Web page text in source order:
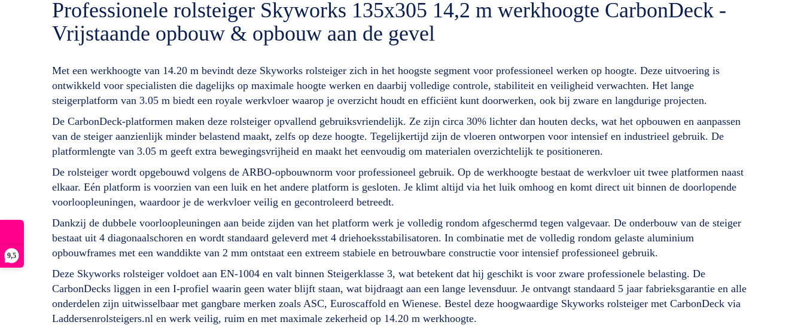
9,5
Professionele rolsteiger Skyworks 135x305 14,2 m werkhoogte CarbonDeck -
Vrijstaande opbouw & opbouw aan de gevel
Met een werkhoogte van 14.20 m bevindt deze Skyworks rolsteiger zich in het hoogste segment voor professioneel werken op hoogte. Deze uitvoering is
ontwikkeld voor specialisten die dagelijks op maximale hoogte werken en daarbij volledige controle, stabiliteit en veiligheid verwachten. Het lange
steigerplatform van 3.05 m biedt een royale werkvloer waarop je overzicht houdt en efficiënt kunt doorwerken, ook bij zware en langdurige projecten.
De CarbonDeck-platformen maken deze rolsteiger opvallend gebruiksvriendelijk. Ze zijn circa 30% lichter dan houten decks, wat het opbouwen en aanpassen
van de steiger aanzienlijk minder belastend maakt, zelfs op deze hoogte. Tegelijkertijd zijn de vloeren ontworpen voor intensief en industrieel gebruik. De
platformlengte van 3.05 m geeft extra bewegingsvrijheid en maakt het eenvoudig om materialen overzichtelijk te positioneren.
De rolsteiger wordt opgebouwd volgens de ARBO-opbouwnorm voor professioneel gebruik. Op de werkhoogte bestaat de werkvloer uit twee platformen naast
elkaar. Eén platform is voorzien van een luik en het andere platform is gesloten. Je klimt altijd via het luik omhoog en komt direct uit binnen de doorlopende
voorloopleuningen, waardoor je de werkvloer veilig en gecontroleerd betreedt.
Dankzij de dubbele voorloopleuningen aan beide zijden van het platform werk je volledig rondom afgeschermd tegen valgevaar. De onderbouw van de steiger
bestaat uit 4 diagonaalschoren en wordt standaard geleverd met 4 driehoeksstabilisatoren. In combinatie met de volledig rondom gelaste aluminium
opbouwframes met een wanddikte van 2 mm ontstaat een extreem stabiele en betrouwbare constructie voor intensief professioneel gebruik.
Deze Skyworks rolsteiger voldoet aan EN-1004 en valt binnen Steigerklasse 3, wat betekent dat hij geschikt is voor zware professionele belasting. De
CarbonDecks liggen in een I-profiel waarin geen water blijft staan, wat bijdraagt aan een lange levensduur. Je ontvangt standaard 5 jaar fabrieksgarantie en alle
onderdelen zijn uitwisselbaar met gangbare merken zoals ASC, Euroscaffold en Wienese. Bestel deze hoogwaardige Skyworks rolsteiger met CarbonDeck via
Laddersenrolsteigers.nl en werk veilig, ruim en met maximale zekerheid op 14.20 m werkhoogte.